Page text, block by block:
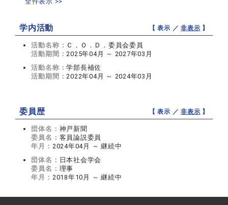
学内活動 【 表示 ／非表示 】
活動名称： Ｃ．Ｏ．Ｄ．委員会委員
活動期間：2025年04月 ～ 2027年03月
活動名称：学部長補佐
活動期間：2022年04月 ～ 2024年03月
委員歴 【 表示 ／非表示 】
団体名： 神戸新聞
委員名： 客員論説委員
年月： 2024年04月 ～ 継続中
団体名： 日本社会学会
委員名： 理事
年月： 2018年10月 ～ 継続中